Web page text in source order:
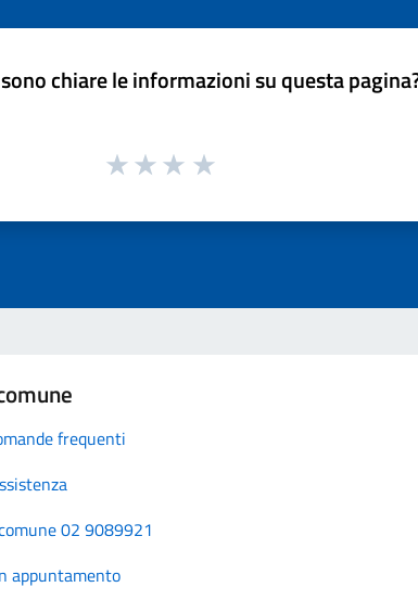
chiare le informazioni su questa
frequenti
02 9089921
appuntamento